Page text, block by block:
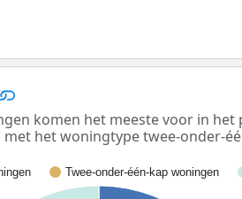
komen het meeste voor in het
met het woningtype twee-onder-
Twee-onder-één-kap woningen